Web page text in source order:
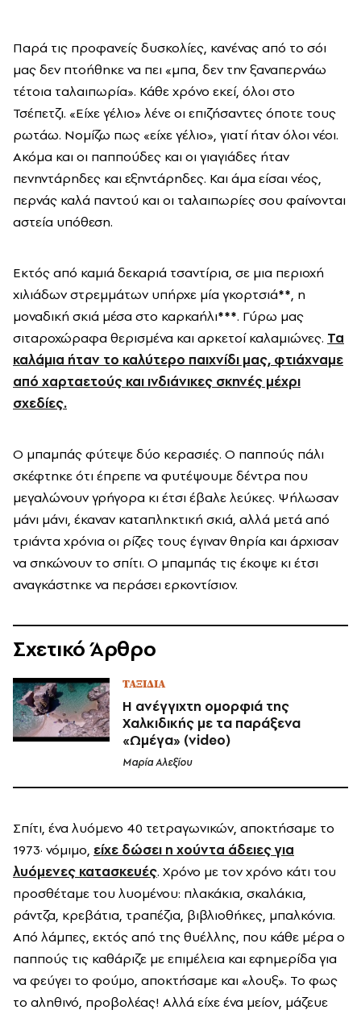
Παρά τις προφανείς δυσκολίες, κανένας από το σόι
μας δεν πτοήθηκε να πει «μπα, δεν την ξαναπερνάω
τέτοια ταλαιπωρία». Κάθε χρόνο εκεί, όλοι στο
Τσέπετζι. «Είχε γέλιο» λένε οι επιζήσαντες όποτε τους
ρωτάω. Νομίζω πως «είχε γέλιο», γιατί ήταν όλοι νέοι.
Ακόμα και οι παππούδες και οι γιαγιάδες ήταν
πενηντάρηδες και εξηντάρηδες. Και άμα είσαι νέος,
περνάς καλά παντού και οι ταλαιπωρίες σου φαίνονται
αστεία υπόθεση.
Εκτός από καμιά δεκαριά τσαντίρια, σε μια περιοχή
χιλιάδων στρεμμάτων υπήρχε μία γκορτσιά**, η
μοναδική σκιά μέσα στο καρκαήλι***. Γύρω μας
σιταροχώραφα θερισμένα και αρκετοί καλαμιώνες. Τα
καλάμια ήταν το καλύτερο παιχνίδι μας, φτιάχναμε
από χαρταετούς και ινδιάνικες σκηνές μέχρι
σχεδίες.
Ο μπαμπάς φύτεψε δύο κερασιές. Ο παππούς πάλι
σκέφτηκε ότι έπρεπε να φυτέψουμε δέντρα που
μεγαλώνουν γρήγορα κι έτσι έβαλε λεύκες. Ψήλωσαν
μάνι μάνι, έκαναν καταπληκτική σκιά, αλλά μετά από
τριάντα χρόνια οι ρίζες τους έγιναν θηρία και άρχισαν
να σηκώνουν το σπίτι. Ο μπαμπάς τις έκοψε κι έτσι
αναγκάστηκε να περάσει ερκοντίσιον.
Σχετικό Άρθρο
ΤΑΞΙΔΙΑ
Η ανέγγιχτη ομορφιά της
Χαλκιδικής με τα παράξενα
«Ωμέγα» (video)
Μαρία Αλεξίου
Σπίτι, ένα λυόμενο 40 τετραγωνικών, αποκτήσαμε το
1973· νόμιμο, είχε δώσει η χούντα άδειες για
λυόμενες κατασκευές. Χρόνο με τον χρόνο κάτι του
προσθέταμε του λυομένου: πλακάκια, σκαλάκια,
ράντζα, κρεβάτια, τραπέζια, βιβλιοθήκες, μπαλκόνια.
Από λάμπες, εκτός από της θυέλλης, που κάθε μέρα ο
παππούς τις καθάριζε με επιμέλεια και εφημερίδα για
να φεύγει το φούμο, αποκτήσαμε και «λουξ». Το φως
το αληθινό, προβολέας! Αλλά είχε ένα μείον, μάζευε